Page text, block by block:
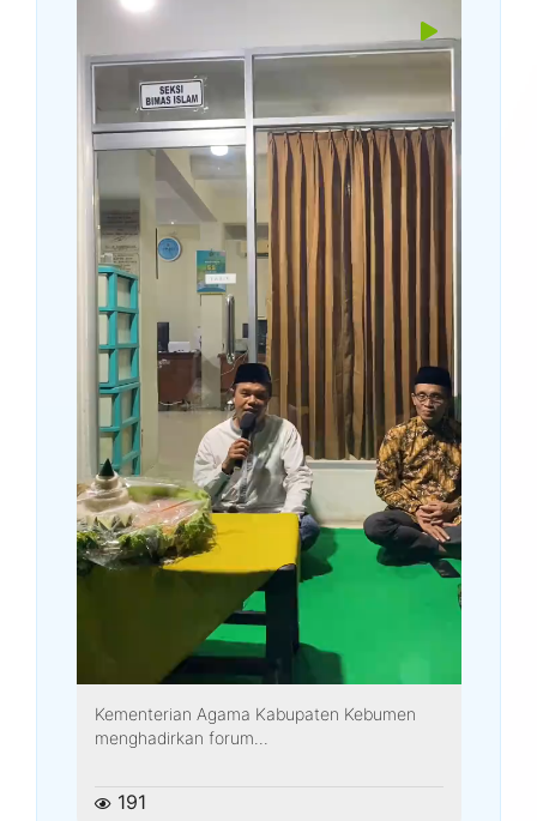
Kementerian Agama Kabupaten Kebumen
menghadirkan forum...
191